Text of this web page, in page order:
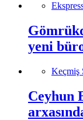
yeni
Keçmiş
Ceyhun